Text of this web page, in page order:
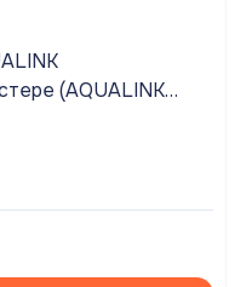
(AQUALINK